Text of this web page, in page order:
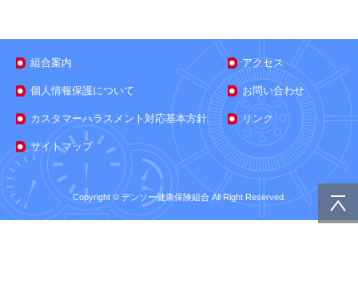
組合案内 アクセス
個人情報保護について お問い合わせ
カスタマーハラスメント対応基本方針 リンク
サイトマップ
Copyright © デンソー健康保険組合 All Right Reserved.